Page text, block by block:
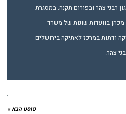
רבני צהר ובפורום תקנה. במסגרת
בוועדות שונות של משרד
ודתות במרכז לאתיקה בירושלים
צהר.
פוסט הבא »